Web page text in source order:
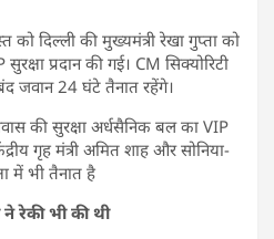
दिल्ली की मुख्यमंत्री रेखा गुप्ता को
प्रदान की गई। CM सिक्योरिटी
जवान 24 घंटे तैनात रहेंगे।
की सुरक्षा अर्धसैनिक बल का VIP
गृह मंत्री अमित शाह और सोनिया-
में भी तैनात है
रेकी भी की थी